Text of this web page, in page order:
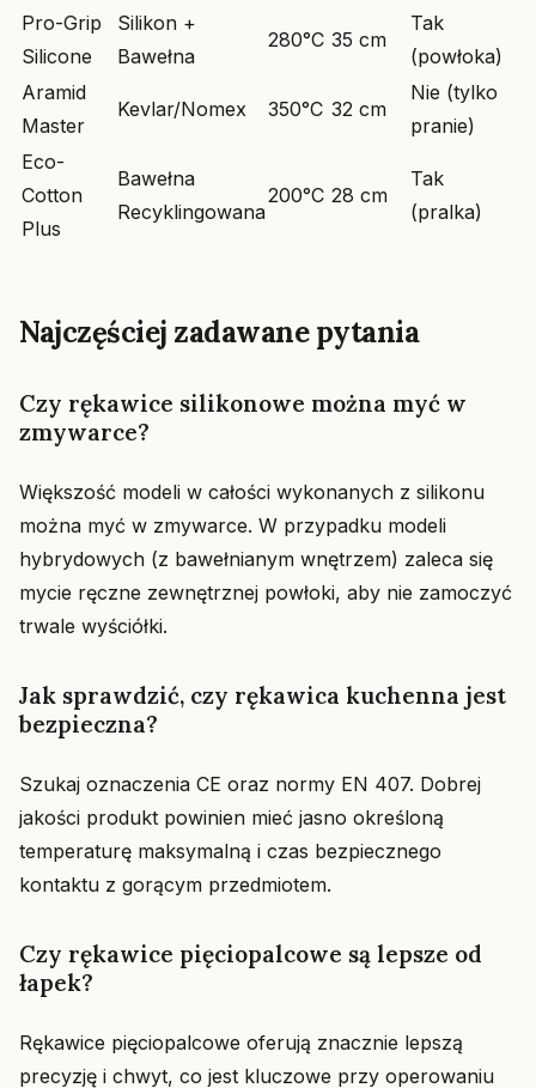
Pro-Grip
Silicone
Silikon +
Bawełna
280°C 35 cm
Tak
(powłoka)
Aramid
Master
Kevlar/Nomex 350°C 32 cm
Nie (tylko
pranie)
Eco-
Cotton
Plus
Bawełna
Recyklingowana
200°C 28 cm
Tak
(pralka)
Najczęściej zadawane pytania
Czy rękawice silikonowe można myć w
zmywarce?
Większość modeli w całości wykonanych z silikonu
można myć w zmywarce. W przypadku modeli
hybrydowych (z bawełnianym wnętrzem) zaleca się
mycie ręczne zewnętrznej powłoki, aby nie zamoczyć
trwale wyściółki.
Jak sprawdzić, czy rękawica kuchenna jest
bezpieczna?
Szukaj oznaczenia CE oraz normy EN 407. Dobrej
jakości produkt powinien mieć jasno określoną
temperaturę maksymalną i czas bezpiecznego
kontaktu z gorącym przedmiotem.
Czy rękawice pięciopalcowe są lepsze od
łapek?
Rękawice pięciopalcowe oferują znacznie lepszą
precyzję i chwyt, co jest kluczowe przy operowaniu